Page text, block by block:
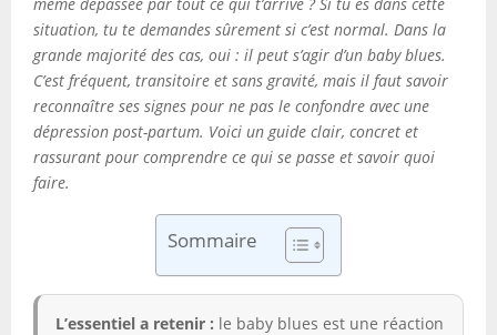
situation, tu te demandes sûrement si c’est normal. Dans la
grande majorité des cas, oui : il peut s’agir d’un baby blues.
C’est fréquent, transitoire et sans gravité, mais il faut savoir
reconnaître ses signes pour ne pas le confondre avec une
dépression post-partum. Voici un guide clair, concret et
rassurant pour comprendre ce qui se passe et savoir quoi
faire.
Sommaire
L’essentiel a retenir : le baby blues est une réaction